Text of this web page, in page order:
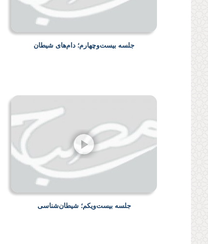
جلسه بیست‌وچهارم؛ دام‌های شیطان
جلسه بیست‌ویکم؛ شیطان‌شناسی